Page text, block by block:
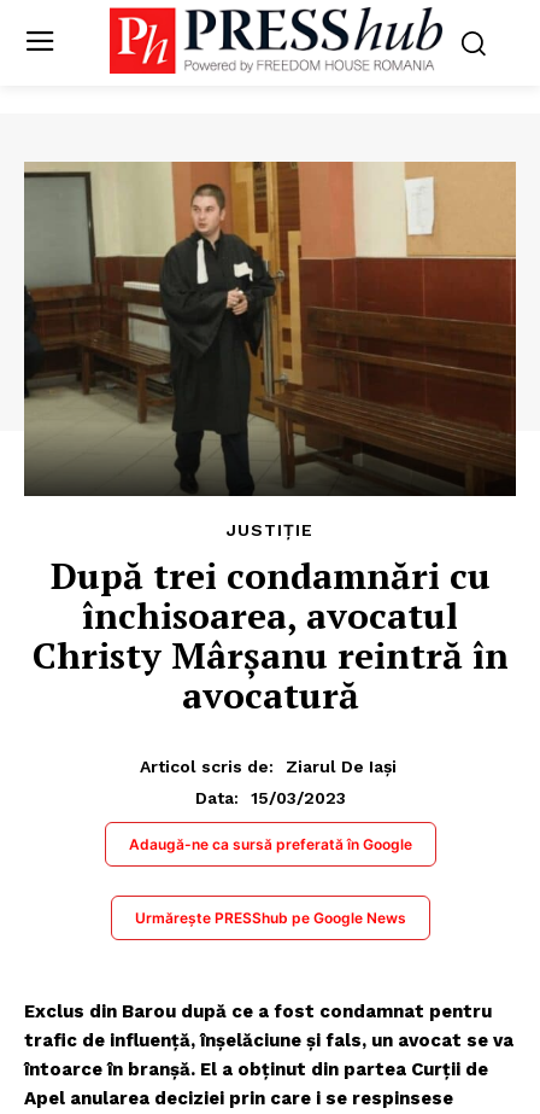
JUSTIȚIE
După trei condamnări cu
închisoarea, avocatul
Christy Mârşanu reintră în
avocatură
Articol scris de:
Ziarul De Iași
Data:
15/03/2023
Adaugă-ne ca sursă preferată în Google
Urmărește PRESShub pe Google News
Exclus din Barou după ce a fost condamnat pentru
trafic de influență, înșelăciune și fals, un avocat se va
întoarce în branșă. El a obținut din partea Curții de
Apel anularea deciziei prin care i se respinsese